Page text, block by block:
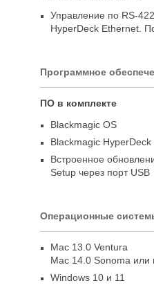
Управление по RS-422
HyperDeck Ethernet.
Программное
ПО в комплекте
Blackmagic OS
Blackmagic HyperDeck
Встроенное
Setup через порт USB
Операционные
Mac 13.0 Ventura
Mac 14.0 Sonoma или
Windows 10 и 11